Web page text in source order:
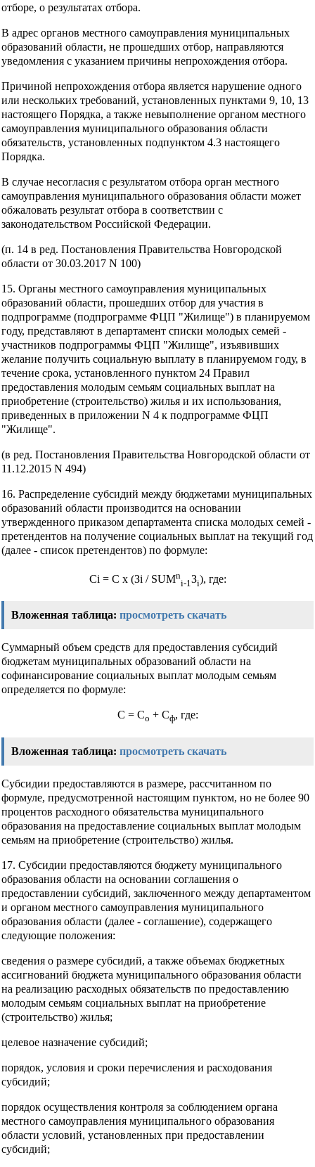
отборе, о результатах отбора.
В адрес органов местного самоуправления муниципальных
образований области, не прошедших отбор, направляются
уведомления с указанием причины непрохождения отбора.
Причиной непрохождения отбора является нарушение одного
или нескольких требований, установленных пунктами 9, 10, 13
настоящего Порядка, а также невыполнение органом местного
самоуправления муниципального образования области
обязательств, установленных подпунктом 4.3 настоящего
Порядка.
В случае несогласия с результатом отбора орган местного
самоуправления муниципального образования области может
обжаловать результат отбора в соответствии с
законодательством Российской Федерации.
(п. 14 в ред. Постановления Правительства Новгородской
области от 30.03.2017 N 100)
15. Органы местного самоуправления муниципальных
образований области, прошедших отбор для участия в
подпрограмме (подпрограмме ФЦП "Жилище") в планируемом
году, представляют в департамент списки молодых семей -
участников подпрограммы ФЦП "Жилище", изъявивших
желание получить социальную выплату в планируемом году, в
течение срока, установленного пунктом 24 Правил
предоставления молодым семьям социальных выплат на
приобретение (строительство) жилья и их использования,
приведенных в приложении N 4 к подпрограмме ФЦП
"Жилище".
(в ред. Постановления Правительства Новгородской области от
11.12.2015 N 494)
16. Распределение субсидий между бюджетами муниципальных
образований области производится на основании
утвержденного приказом департамента списка молодых семей -
претендентов на получение социальных выплат на текущий год
(далее - список претендентов) по формуле:
Ci = C x (Зi / SUMn
i-1 Зi), где:
Вложенная таблица: просмотреть скачать
Суммарный объем средств для предоставления субсидий
бюджетам муниципальных образований области на
софинансирование социальных выплат молодым семьям
определяется по формуле:
С = Со + Сф, где:
Вложенная таблица: просмотреть скачать
Субсидии предоставляются в размере, рассчитанном по
формуле, предусмотренной настоящим пунктом, но не более 90
процентов расходного обязательства муниципального
образования на предоставление социальных выплат молодым
семьям на приобретение (строительство) жилья.
17. Субсидии предоставляются бюджету муниципального
образования области на основании соглашения о
предоставлении субсидий, заключенного между департаментом
и органом местного самоуправления муниципального
образования области (далее - соглашение), содержащего
следующие положения:
сведения о размере субсидий, а также объемах бюджетных
ассигнований бюджета муниципального образования области
на реализацию расходных обязательств по предоставлению
молодым семьям социальных выплат на приобретение
(строительство) жилья;
целевое назначение субсидий;
порядок, условия и сроки перечисления и расходования
субсидий;
порядок осуществления контроля за соблюдением органа
местного самоуправления муниципального образования
области условий, установленных при предоставлении
субсидий;